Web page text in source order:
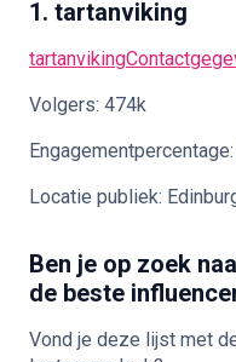
1. tartanviking
tartanviking
Volgers: 474k
Engagementpercentage:
Locatie publiek:
Ben je op zoek
de beste
Vond je deze lijst met